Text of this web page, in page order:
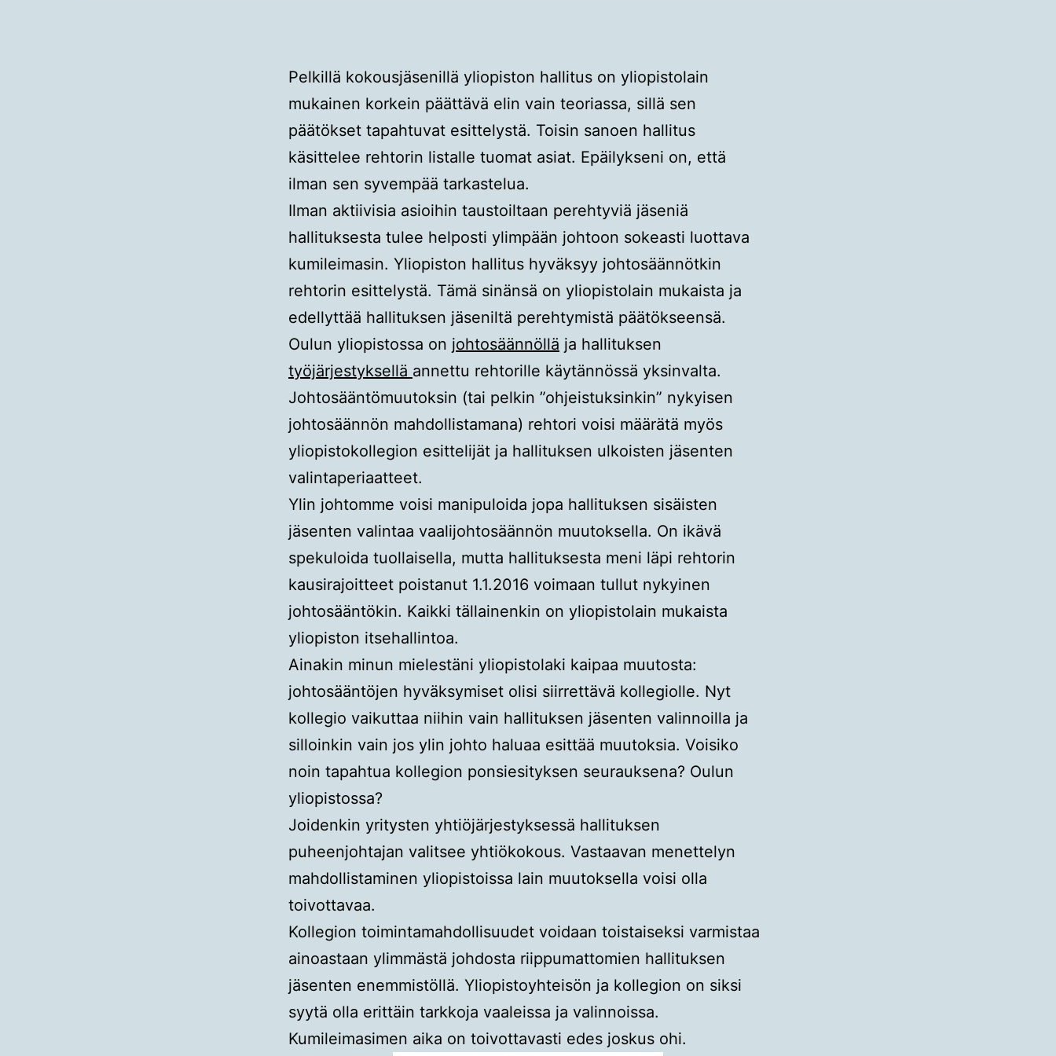
Pelkillä kokousjäsenillä yliopiston hallitus on yliopistolain
mukainen korkein päättävä elin vain teoriassa, sillä sen
päätökset tapahtuvat esittelystä. Toisin sanoen hallitus
käsittelee rehtorin listalle tuomat asiat. Epäilykseni on, että
ilman sen syvempää tarkastelua.
Ilman aktiivisia asioihin taustoiltaan perehtyviä jäseniä
hallituksesta tulee helposti ylimpään johtoon sokeasti luottava
kumileimasin. Yliopiston hallitus hyväksyy johtosäännötkin
rehtorin esittelystä. Tämä sinänsä on yliopistolain mukaista ja
edellyttää hallituksen jäseniltä perehtymistä päätökseensä.
Oulun yliopistossa on johtosäännöllä ja hallituksen
työjärjestyksellä annettu rehtorille käytännössä yksinvalta.
Johtosääntömuutoksin (tai pelkin ”ohjeistuksinkin” nykyisen
johtosäännön mahdollistamana) rehtori voisi määrätä myös
yliopistokollegion esittelijät ja hallituksen ulkoisten jäsenten
valintaperiaatteet.
Ylin johtomme voisi manipuloida jopa hallituksen sisäisten
jäsenten valintaa vaalijohtosäännön muutoksella. On ikävä
spekuloida tuollaisella, mutta hallituksesta meni läpi rehtorin
kausirajoitteet poistanut 1.1.2016 voimaan tullut nykyinen
johtosääntökin. Kaikki tällainenkin on yliopistolain mukaista
yliopiston itsehallintoa.
Ainakin minun mielestäni yliopistolaki kaipaa muutosta:
johtosääntöjen hyväksymiset olisi siirrettävä kollegiolle. Nyt
kollegio vaikuttaa niihin vain hallituksen jäsenten valinnoilla ja
silloinkin vain jos ylin johto haluaa esittää muutoksia. Voisiko
noin tapahtua kollegion ponsiesityksen seurauksena? Oulun
yliopistossa?
Joidenkin yritysten yhtiöjärjestyksessä hallituksen
puheenjohtajan valitsee yhtiökokous. Vastaavan menettelyn
mahdollistaminen yliopistoissa lain muutoksella voisi olla
toivottavaa.
Kollegion toimintamahdollisuudet voidaan toistaiseksi varmistaa
ainoastaan ylimmästä johdosta riippumattomien hallituksen
jäsenten enemmistöllä. Yliopistoyhteisön ja kollegion on siksi
syytä olla erittäin tarkkoja vaaleissa ja valinnoissa.
Kumileimasimen aika on toivottavasti edes joskus ohi.